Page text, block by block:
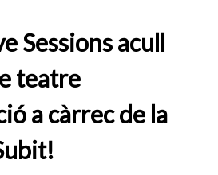
Sessions acull
teatre
a càrrec de la